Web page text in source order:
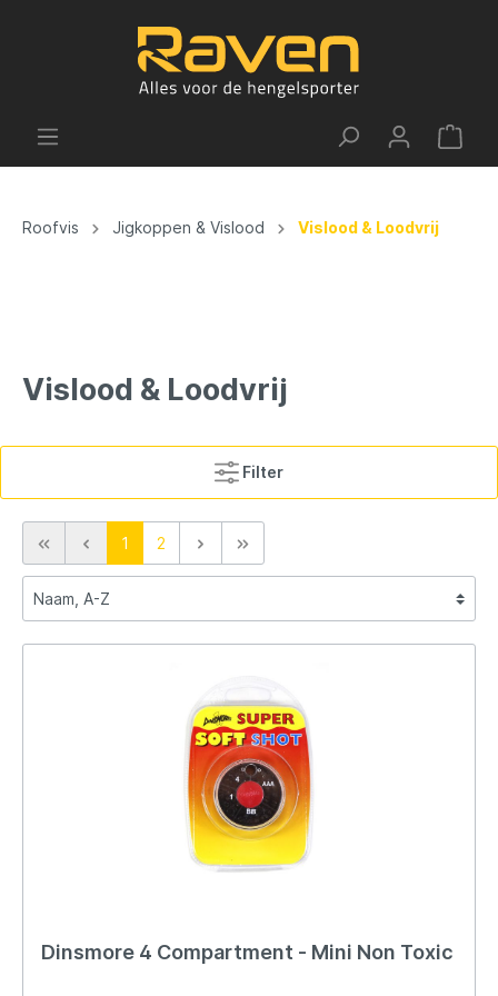
Roofvis Jigkoppen & Vislood Vislood & Loodvrij
Vislood & Loodvrij
Filter
1 2
Dinsmore 4 Compartment - Mini Non Toxic